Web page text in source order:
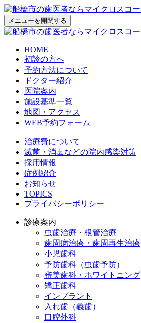
メニューを開閉する
HOME
初診の方へ
予約方法について
ドクター紹介
医院案内
施設基準一覧
地図・アクセス
WEB予約フォーム
治療費について
滅菌・消毒などの院内感染対策
採用情報
症例紹介
お知らせ
TOPICS
プライバシーポリシー
診療案内
虫歯治療・根管治療
歯周病治療・歯周再生治療
小児歯科
予防歯科（虫歯予防）
審美歯科・ホワイトニング
矯正歯科
インプラント
入れ歯（義歯）
口腔外科